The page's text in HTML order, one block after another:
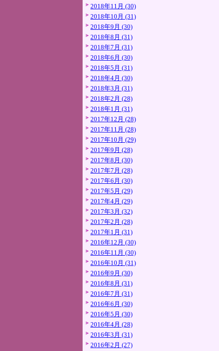
2018年11月 (30)
2018年10月 (31)
2018年9月 (30)
2018年8月 (31)
2018年7月 (31)
2018年6月 (30)
2018年5月 (31)
2018年4月 (30)
2018年3月 (31)
2018年2月 (28)
2018年1月 (31)
2017年12月 (28)
2017年11月 (28)
2017年10月 (29)
2017年9月 (28)
2017年8月 (30)
2017年7月 (28)
2017年6月 (30)
2017年5月 (29)
2017年4月 (29)
2017年3月 (32)
2017年2月 (28)
2017年1月 (31)
2016年12月 (30)
2016年11月 (30)
2016年10月 (31)
2016年9月 (30)
2016年8月 (31)
2016年7月 (31)
2016年6月 (30)
2016年5月 (30)
2016年4月 (28)
2016年3月 (31)
2016年2月 (27)